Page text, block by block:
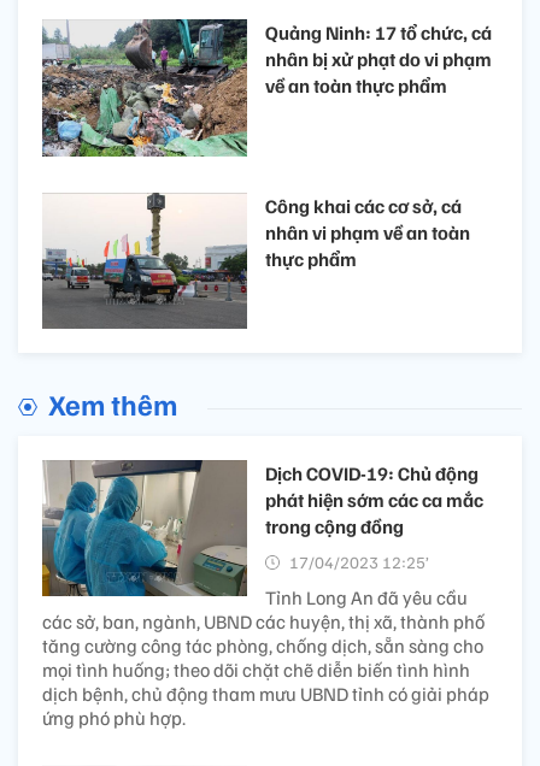
Quảng Ninh: 17 tổ chức, cá
nhân bị xử phạt do vi phạm
về an toàn thực phẩm
Công khai các cơ sở, cá
nhân vi phạm về an toàn
thực phẩm
Xem thêm
Dịch COVID-19: Chủ động
phát hiện sớm các ca mắc
trong cộng đồng
17/04/2023 12:25’
Tỉnh Long An đã yêu cầu
các sở, ban, ngành, UBND các huyện, thị xã, thành phố
tăng cường công tác phòng, chống dịch, sẵn sàng cho
mọi tình huống; theo dõi chặt chẽ diễn biến tình hình
dịch bệnh, chủ động tham mưu UBND tỉnh có giải pháp
ứng phó phù hợp.